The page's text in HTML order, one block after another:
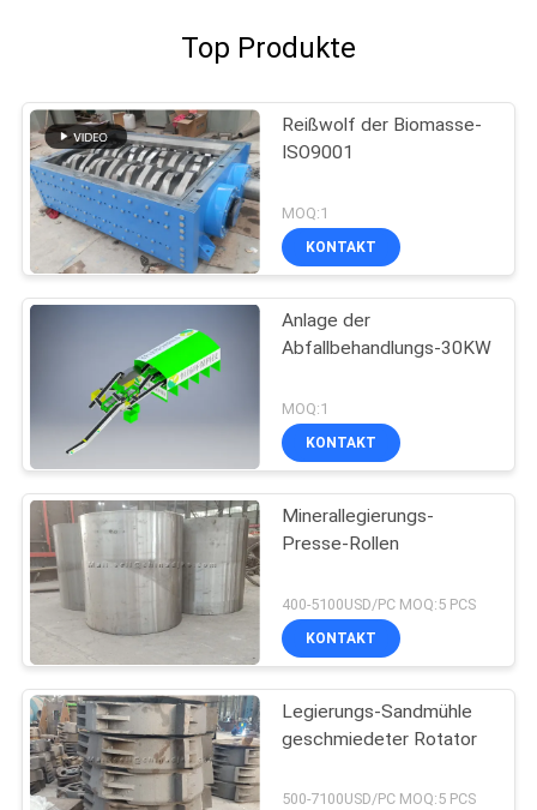
Top Produkte
Reißwolf der Biomasse-
ISO9001
MOQ:1
KONTAKT
Anlage der
Abfallbehandlungs-30KW
MOQ:1
KONTAKT
Minerallegierungs-
Presse-Rollen
400-5100USD/PC MOQ:5 PCS
KONTAKT
Legierungs-Sandmühle
geschmiedeter Rotator
500-7100USD/PC MOQ:5 PCS